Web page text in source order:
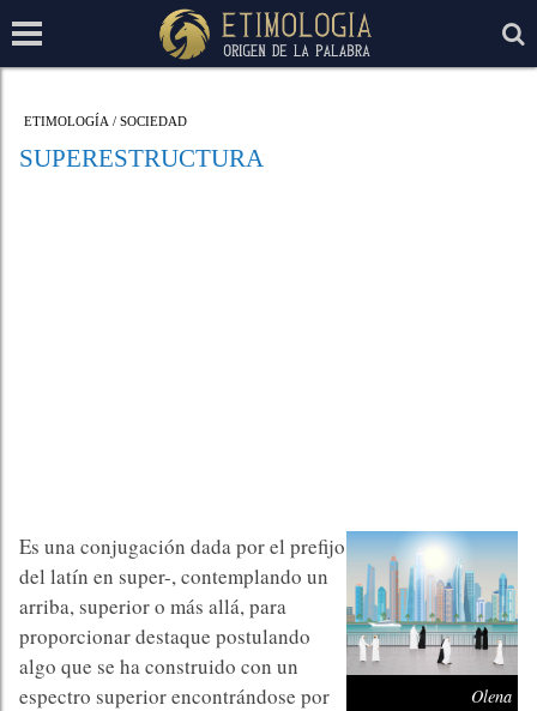
ETIMOLOGÍA / SOCIEDAD
SUPERESTRUCTURA
Olena
Es una conjugación dada por el prefijo
del latín en super-, contemplando un
arriba, superior o más allá, para
proporcionar destaque postulando
algo que se ha construido con un
espectro superior encontrándose por